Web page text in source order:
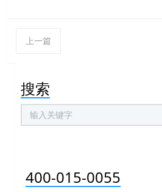
上一篇
搜索
400-015-0055